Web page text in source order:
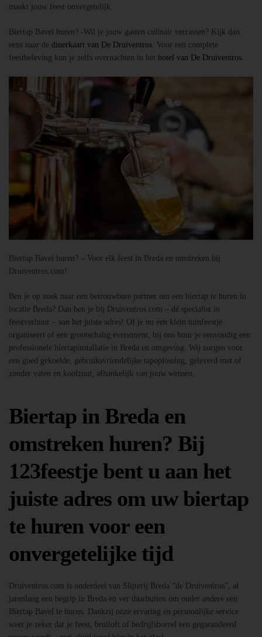
maakt jouw feest onvergetelijk.
Biertap Bavel huren? -Wil je jouw gasten culinair verrassen? Kijk dan
eens naar de dinerkaart van De Druiventros. Voor een complete
feestbeleving kun je zelfs overnachten in het hotel van De Druiventros.
Biertap Bavel huren? – Voor elk feest in Breda en omstreken bij
Druiventros.com!
Ben je op zoek naar een betrouwbare partner om een biertap te huren in
locatie Breda? Dan ben je bij Druiventros.com – dé specialist in
feestverhuur – aan het juiste adres! Of je nu een klein tuinfeestje
organiseert of een grootschalig evenement, bij ons huur je eenvoudig een
professionele biertapinstallatie in Breda en omgeving. Wij zorgen voor
een goed gekoelde, gebruiksvriendelijke tapoplossing, geleverd met of
zonder vaten en koolzuur, afhankelijk van jouw wensen.
Biertap in Breda en
omstreken huren? Bij
123feestje bent u aan het
juiste adres om uw biertap
te huren voor een
onvergetelijke tijd
Druiventros.com is onderdeel van Slijterij Breda “de Druiventros”, al
jarenlang een begrip in Breda en ver daarbuiten om onder andere een
Biertap Bavel te huren. Dankzij onze ervaring en persoonlijke service
weet je zeker dat je feest, bruiloft of bedrijfsborrel een gegarandeerd